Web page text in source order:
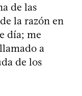
de las
la razón en
día; me
a
de los